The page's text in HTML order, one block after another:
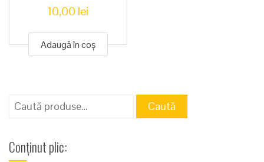
10,00 lei
Adaugă în coș
Caută
Caută
Conținut plic: